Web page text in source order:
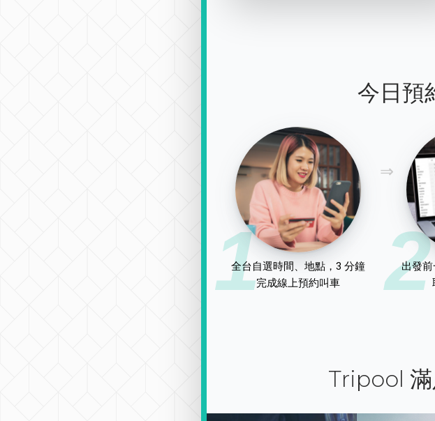
今日預
1
全台自選時間、地點，3 分鐘
完成線上預約叫車
2
出發
Tripool 滿